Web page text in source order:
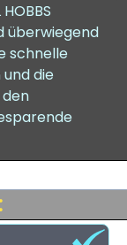
überwiegend
schnelle
die